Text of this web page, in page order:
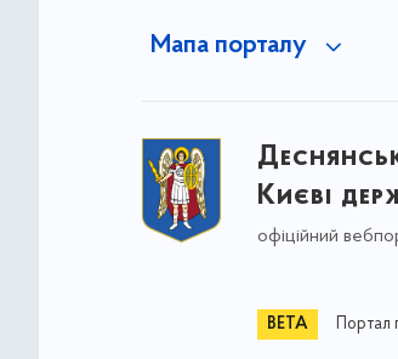
Мапа порталу
Києві
офіційний